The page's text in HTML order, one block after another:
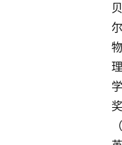
贝
尔
物
理
学
奖
（